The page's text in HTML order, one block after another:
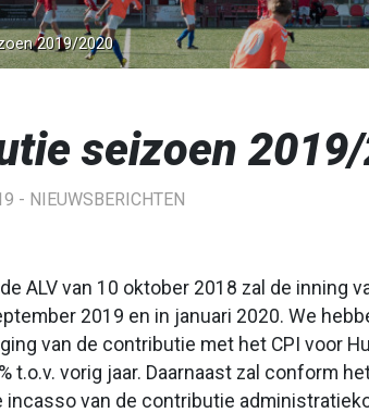
2019/2020
seizoen
- NIEUWSBERICHTEN
ALV van 10 oktober 2018 zal de inning
2019 en in januari 2020. We
van de contributie met het CPI voor
t.o.v. vorig jaar. Daarnaast zal conform
van de contributie